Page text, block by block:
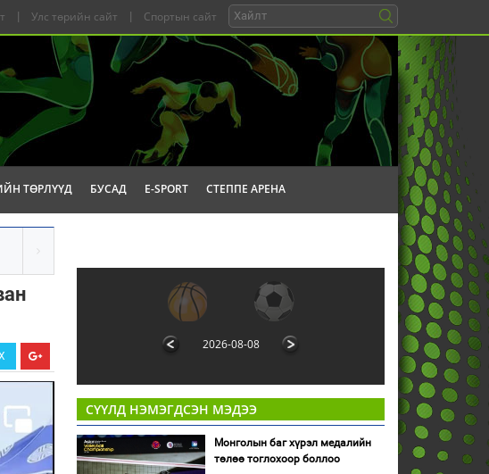
| Улс төрийн сайт | Спортын сайт
ТӨРЛҮҮД БУСАД E-SPORT СТЕППЕ АРЕНА
2026-08-08
СҮҮЛД НЭМЭГДСЭН МЭДЭЭ
Монголын баг хүрэл медалийн
төлөө тоглохоор боллоо